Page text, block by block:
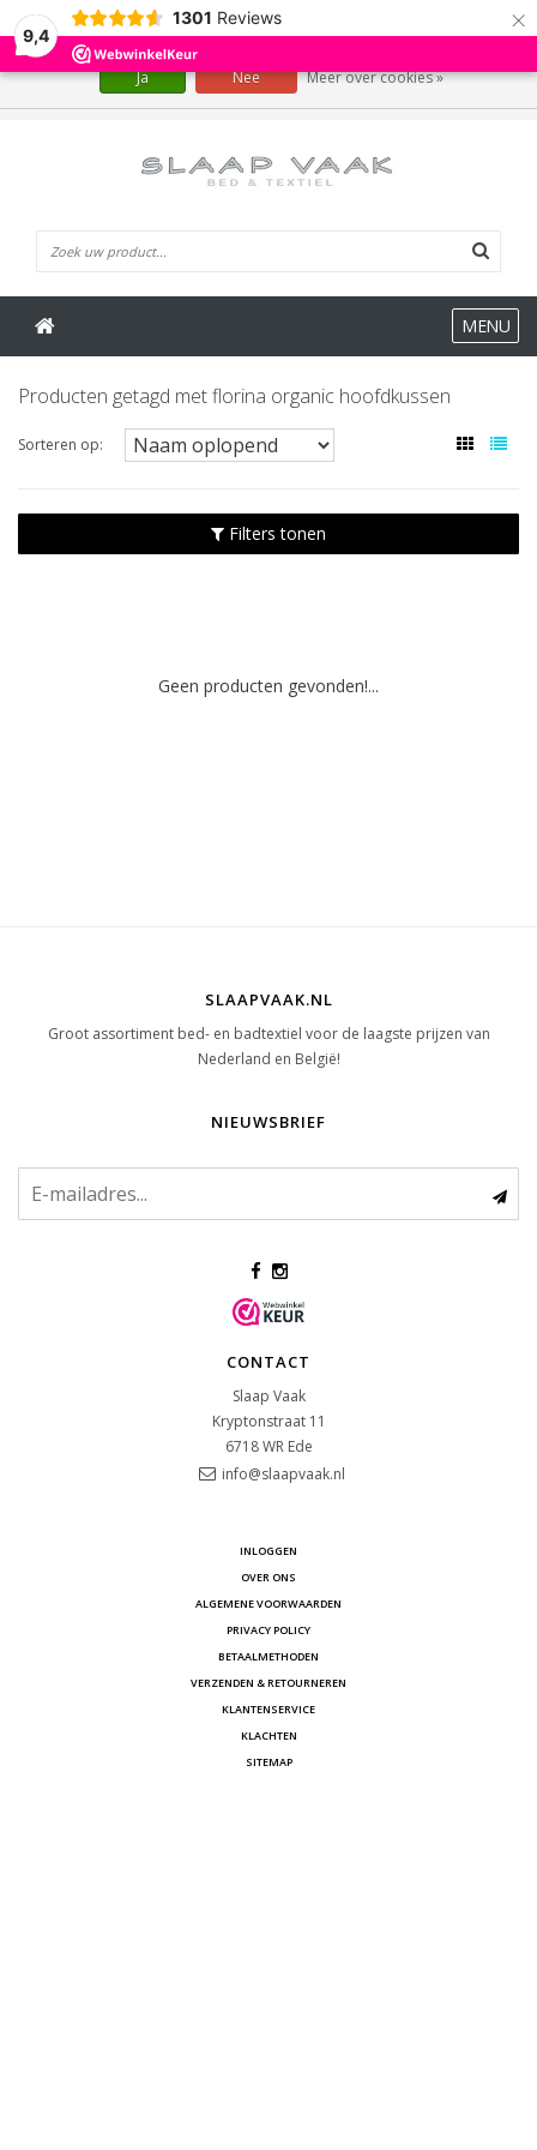
9,4
1301 Reviews ×
MENU
Producten getagd met florina organic hoofdkussen
Sorteren op:
Filters tonen
Geen producten gevonden!...
SLAAPVAAK.NL
Groot assortiment bed- en badtextiel voor de laagste prijzen van
Nederland en België!
NIEUWSBRIEF
CONTACT
Slaap Vaak
Kryptonstraat 11
6718 WR Ede
info@slaapvaak.nl
INLOGGEN
OVER ONS
ALGEMENE VOORWAARDEN
PRIVACY POLICY
BETAALMETHODEN
VERZENDEN & RETOURNEREN
KLANTENSERVICE
KLACHTEN
SITEMAP
Wij slaan cookies op om onze website te verbeteren. Is dat akkoord?
Ja Nee Meer over cookies »